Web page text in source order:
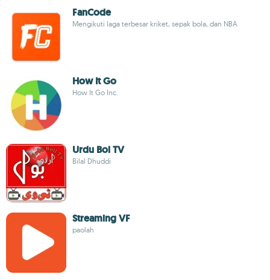
FanCode
Mengikuti laga terbesar kriket, sepak bola, dan NBA
How It Go
How It Go Inc.
Urdu Bol TV
Bilal Dhuddi
Streaming VF
paolah